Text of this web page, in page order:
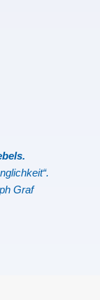
Graf